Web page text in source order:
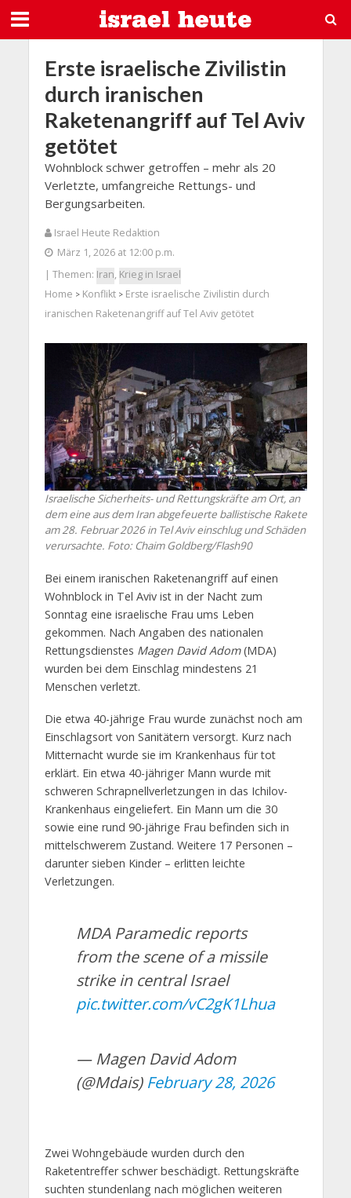
Erste israelische Zivilistin
durch iranischen
Raketenangriff auf Tel Aviv
getötet
Wohnblock schwer getroffen – mehr als 20
Verletzte, umfangreiche Rettungs- und
Bergungsarbeiten.
Israel Heute Redaktion
März 1, 2026 at 12:00 p.m.
| Themen: Iran, Krieg in Israel
Home > Konflikt> Erste israelische Zivilistin durch
iranischen Raketenangriff auf Tel Aviv getötet
Israelische Sicherheits- und Rettungskräfte am Ort, an
dem eine aus dem Iran abgefeuerte ballistische Rakete
am 28. Februar 2026 in Tel Aviv einschlug und Schäden
verursachte. Foto: Chaim Goldberg/Flash90
Bei einem iranischen Raketenangriff auf einen
Wohnblock in Tel Aviv ist in der Nacht zum
Sonntag eine israelische Frau ums Leben
gekommen. Nach Angaben des nationalen
Rettungsdienstes Magen David Adom(MDA)
wurden bei dem Einschlag mindestens 21
Menschen verletzt.
Die etwa 40-jährige Frau wurde zunächst noch am
Einschlagsort von Sanitätern versorgt. Kurz nach
Mitternacht wurde sie im Krankenhaus für tot
erklärt. Ein etwa 40-jähriger Mann wurde mit
schweren Schrapnellverletzungen in das Ichilov-
Krankenhaus eingeliefert. Ein Mann um die 30
sowie eine rund 90-jährige Frau befinden sich in
mittelschwerem Zustand. Weitere 17 Personen –
darunter sieben Kinder – erlitten leichte
Verletzungen.
MDA Paramedic reports
from the scene of a missile
strike in central Israel
pic.twitter.com/vC2gK1Lhua
— Magen David Adom
(@Mdais) February 28, 2026
Zwei Wohngebäude wurden durch den
Raketentreffer schwer beschädigt. Rettungskräfte
suchten stundenlang nach möglichen weiteren